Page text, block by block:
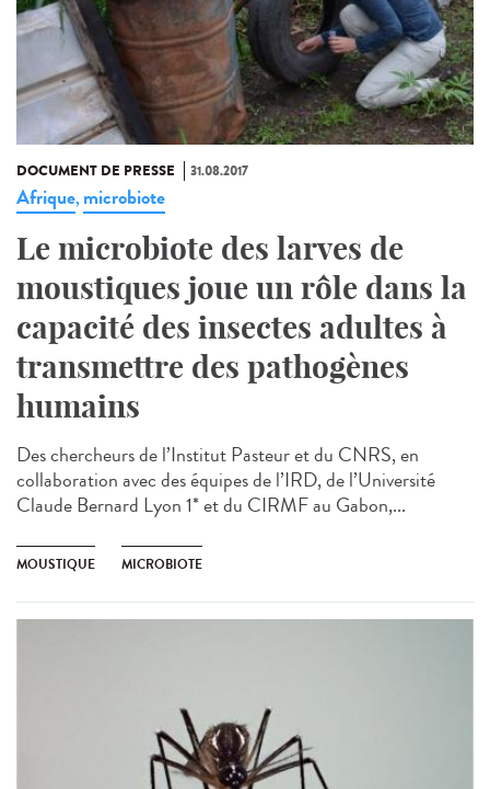
DOCUMENT DE PRESSE 31.08.2017
Afrique, microbiote
Le microbiote des larves de
moustiques joue un rôle dans la
capacité des insectes adultes à
transmettre des pathogènes
humains
Des chercheurs de l’Institut Pasteur et du CNRS, en
collaboration avec des équipes de l’IRD, de l’Université
Claude Bernard Lyon 1* et du CIRMF au Gabon,...
MOUSTIQUE MICROBIOTE